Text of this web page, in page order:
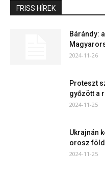
FRISS HÍREK
Bárándy:
2024-11-26
Proteszt
győzött a
2024-11-25
Ukrajnán
orosz
2024-11-25